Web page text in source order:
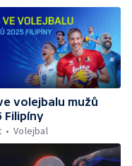
volejbalu mužů
Filipíny
Volejbal